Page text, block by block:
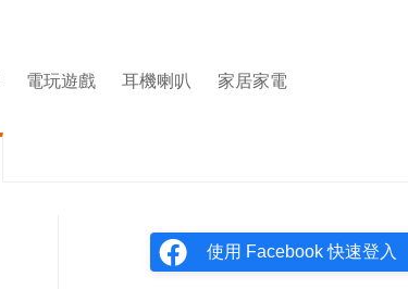
電玩遊戲 耳機喇叭 家居家電
使用 Facebook 快速登入